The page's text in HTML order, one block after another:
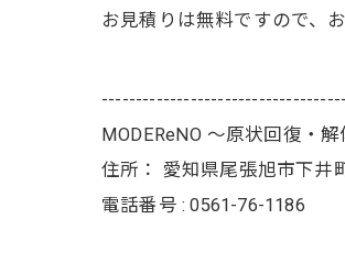
お見積りは無料ですので、
MODEReNO ～原状回復・
住所： 愛知県尾張旭市下井
電話番号 :0561-76-1186